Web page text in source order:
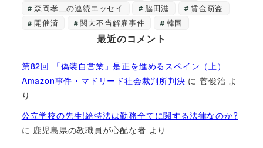
森岡孝二の連続エッセイ
脇田滋
賃金窃盗
開催済
関大不当解雇事件 韓国
最近のコメント
第82回 「偽装自営業」是正を進めるスペイン（上）
Amazon事件・マドリード社会裁判所判決 に菅俊治 よ
り
公立学校の先生!給特法は勤務全てに関する法律なのか?
に 鹿児島県の教職員が心配な者 より